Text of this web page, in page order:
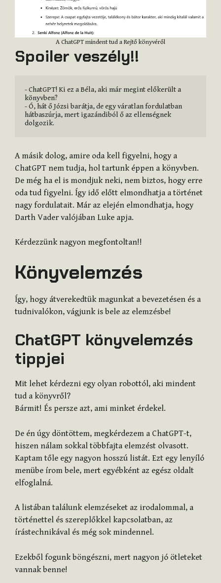
A ChatGPT mindent tud a Rejtő könyvéről
Spoiler veszély!!
- ChatGPT! Ki ez a Béla, aki már megint előkerült a
könyvben?
- Ó, hát ő Józsi barátja, de egy váratlan fordulatban
hátbaszúrja, mert igazándiból ő az ellenségnek
dolgozik.
A másik dolog, amire oda kell figyelni, hogy a
ChatGPT nem tudja, hol tartunk éppen a könyvben.
De még ha el is mondjuk neki, nem biztos, hogy erre
oda tud figyelni. Így idő előtt elmondhatja a történet
nagy fordulatait. Már az elején elmondhatja, hogy
Darth Vader valójában Luke apja.
Kérdezzünk nagyon megfontoltan!!
Könyvelemzés
Így, hogy átverekedtük magunkat a bevezetésen és a
tudnivalókon, vágjunk is bele az elemzésbe!
ChatGPT könyvelemzés
tippjei
Mit lehet kérdezni egy olyan robottól, aki mindent
tud a könyvről?
Bármit! És persze azt, ami minket érdekel.
De én úgy döntöttem, megkérdezem a ChatGPT-t,
hiszen nálam sokkal többfajta elemzést olvasott.
Kaptam tőle egy nagyon hosszú listát. Ezt egy lenyíló
menübe írom bele, mert egyébként az egész oldalt
elfoglalná.
A listában találunk elemzéseket az irodalommal, a
történettel és szereplőkkel kapcsolatban, az
írástechnikával és még sok mindennel.
Ezekből fogunk böngészni, mert nagyon jó ötleteket
vannak benne!